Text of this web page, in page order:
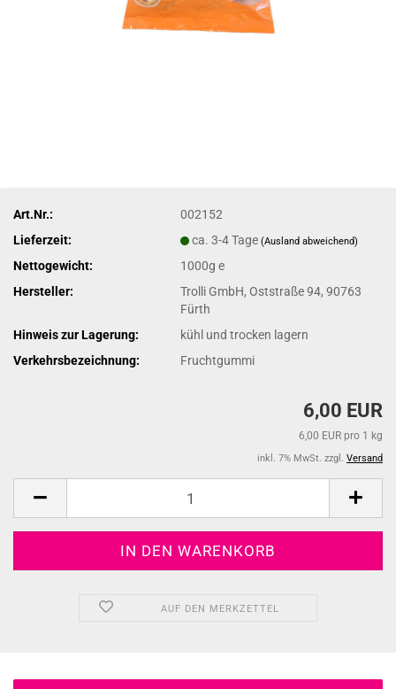
Art.Nr.:
002152
Lieferzeit:
ca. 3-4 Tage(Ausland abweichend)
Nettogewicht:
1000g e
Hersteller:
Trolli GmbH, Oststraße 94, 90763
Fürth
Hinweis zur Lagerung:
kühl und trocken lagern
Verkehrsbezeichnung:
Fruchtgummi
6,00 EUR
6,00 EUR pro 1 kg
inkl. 7% MwSt. zzgl. Versand
AUF DEN MERKZETTEL